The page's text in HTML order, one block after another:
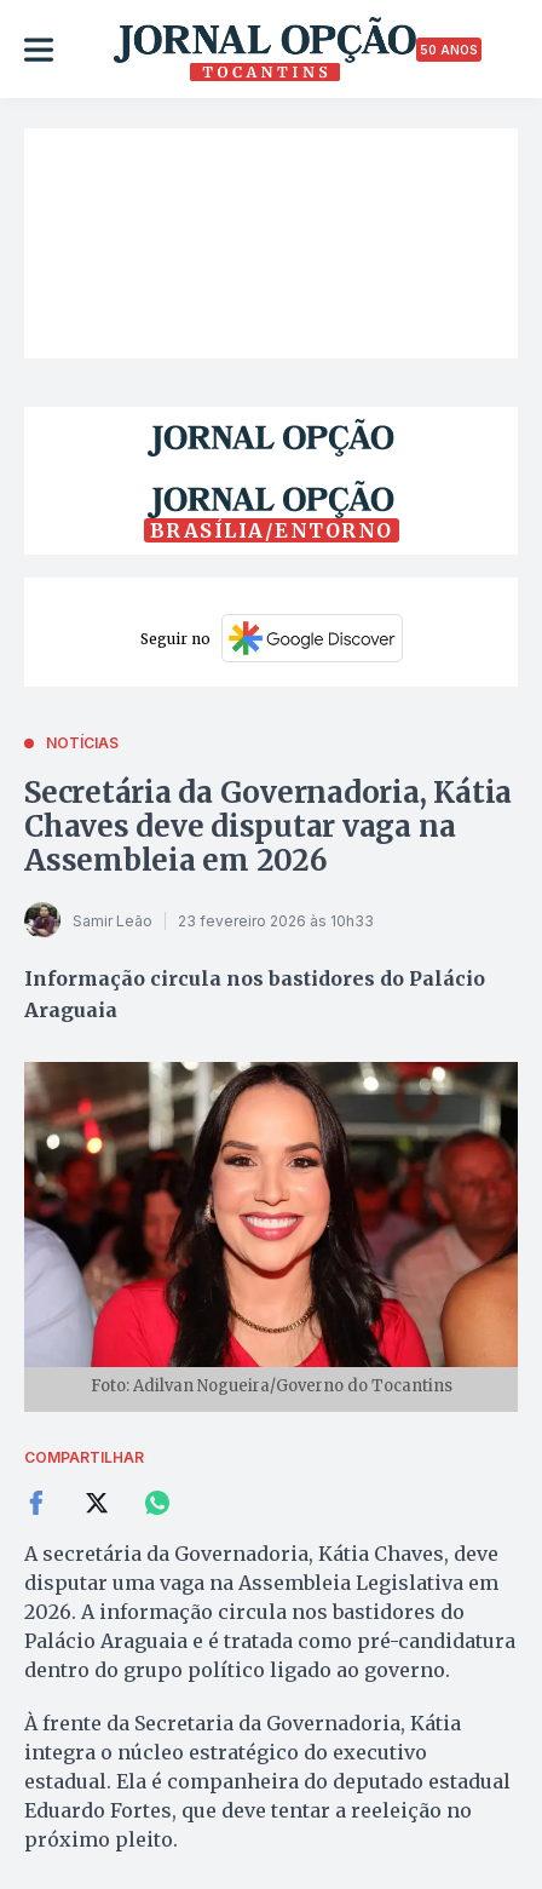
50 ANOS
BRASÍLIA/ENTORNO
Seguir no
NOTÍCIAS
Secretária da Governadoria, Kátia
Chaves deve disputar vaga na
Assembleia em 2026
Samir Leão 23 fevereiro 2026 às 10h33
Informação circula nos bastidores do Palácio
Araguaia
Foto: Adilvan Nogueira/Governo do Tocantins
COMPARTILHAR
A secretária da Governadoria, Kátia Chaves, deve
disputar uma vaga na Assembleia Legislativa em
2026. A informação circula nos bastidores do
Palácio Araguaia e é tratada como pré-candidatura
dentro do grupo político ligado ao governo.
À frente da Secretaria da Governadoria, Kátia
integra o núcleo estratégico do executivo
estadual. Ela é companheira do deputado estadual
Eduardo Fortes, que deve tentar a reeleição no
próximo pleito.